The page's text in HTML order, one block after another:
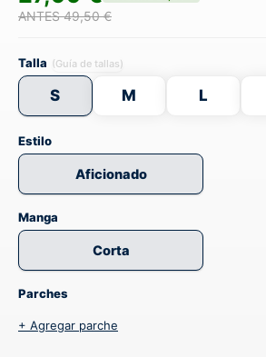
ANTES 49,50 €
Talla (Guía de tallas)
S M L
Estilo
Aficionado
Manga
Corta
Parches
+ Agregar parche